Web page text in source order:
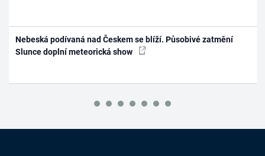
Nebeská podívaná nad Českem se blíží. Působivé zatmění
Slunce doplní meteorická show